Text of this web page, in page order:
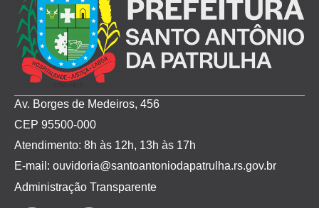
Av. Borges de Medeiros, 456
CEP 95500-000
Atendimento: 8h às 12h, 13h às 17h
E-mail: ouvidoria@santoantoniodapatrulha.rs.gov.br
Administração Transparente